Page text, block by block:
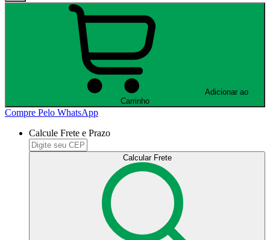
Carrinho
Compre Pelo WhatsApp
Calcule Frete e Prazo
Calcular Frete